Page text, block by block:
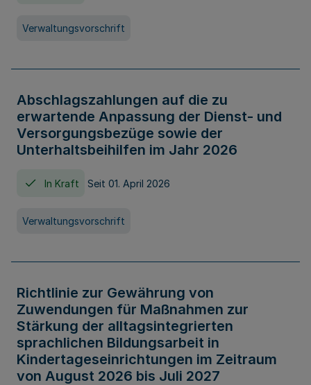
Verwaltungsvorschrift
Abschlagszahlungen auf die zu
erwartende Anpassung der Dienst- und
Versorgungsbezüge sowie der
Unterhaltsbeihilfen im Jahr 2026
In Kraft Seit 01. April 2026
Verwaltungsvorschrift
Richtlinie zur Gewährung von
Zuwendungen für Maßnahmen zur
Stärkung der alltagsintegrierten
sprachlichen Bildungsarbeit in
Kindertageseinrichtungen im Zeitraum
von August 2026 bis Juli 2027